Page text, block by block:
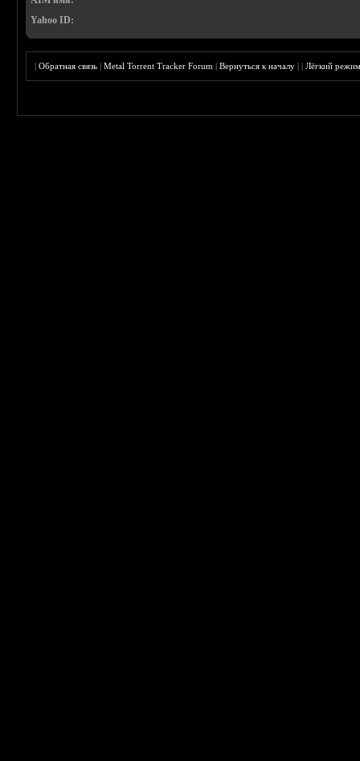
Yahoo ID:
|Обратная связь |Metal Torrent Tracker Forum |Вернуться к началу ||Лёгкий